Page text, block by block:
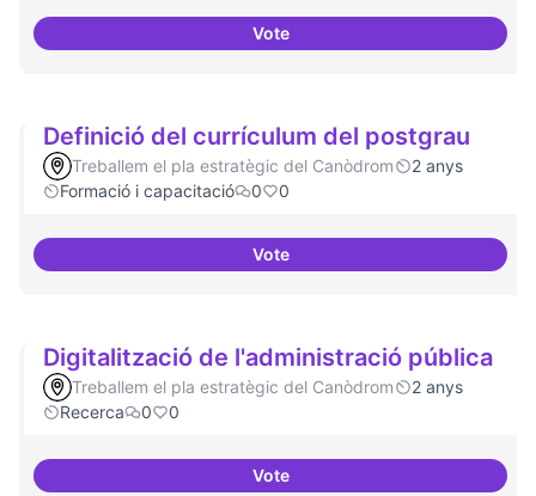
VoteILP Drets Digitals
Definició del currículum del postgrau
Treballem el pla estratègic del Canòdrom
2 anys
Formació i capacitació
0 0
VoteDefinició del currículum del
Digitalització de l'administració pública
Treballem el pla estratègic del Canòdrom
2 anys
Recerca
0 0
VoteDigitalització de l'administració